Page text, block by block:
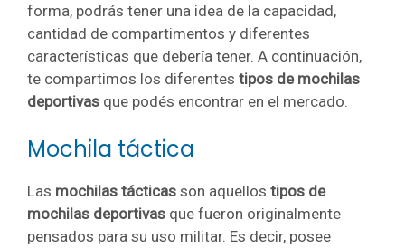
forma, podrás tener una idea de la capacidad,
cantidad de compartimentos y diferentes
características que debería tener. A continuación,
te compartimos los diferentes tipos de mochilas
deportivas que podés encontrar en el mercado.
Mochila táctica
Las mochilas tácticas son aquellos tipos de
mochilas deportivas que fueron originalmente
pensados para su uso militar. Es decir, posee